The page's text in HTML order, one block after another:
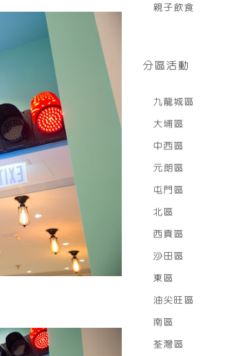
親子飲食
分區活動
九龍城區
大埔區
中西區
元朗區
屯門區
北區
西貢區
沙田區
東區
油尖旺區
南區
荃灣區